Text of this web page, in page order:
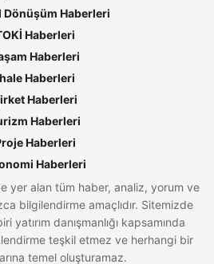
Dönüşüm Haberleri
Haberleri
Haberleri
Haberleri
Haberleri
Haberleri
Haberleri
Haberleri
yer alan tüm haber, analiz, yorum ve
bilgilendirme amaçlıdır. Sitemizde
yatırım danışmanlığı kapsamında
teşkil etmez ve herhangi bir
temel oluşturamaz.